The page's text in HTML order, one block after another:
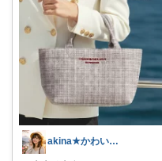
akina★かわいい物♡たまに超現実